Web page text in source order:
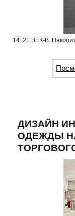
14. 21 ВЕК-В.
ДИЗАЙН
ОДЕЖДЫ